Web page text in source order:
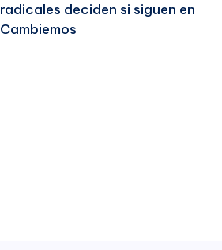
radicales deciden si siguen en
Cambiemos